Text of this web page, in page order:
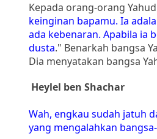
Kepada orang-orang
keinginan bapamu. Ia
ada kebenaran. Apabila ia
dusta." Benarkah bangsa
Dia menyatakan bangsa
Heylel ben Shachar
Wah, engkau sudah jatuh
yang mengalahkan